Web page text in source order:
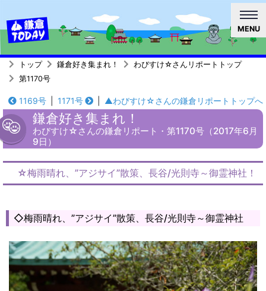
MENU
トップ 鎌倉好き集まれ！
わびすけ☆さんリポートトップ
第1170号
1169号 1171号 ▲わびすけ☆さんの鎌倉リポートトップへ
鎌倉好き集まれ！
わびすけ☆さんの鎌倉リポート・第1170号（2017年6月
9日）
☆梅雨晴れ、”アジサイ”散策、長谷/光則寺～御霊神社！
◇梅雨晴れ、”アジサイ”散策、長谷/光則寺～御霊神社